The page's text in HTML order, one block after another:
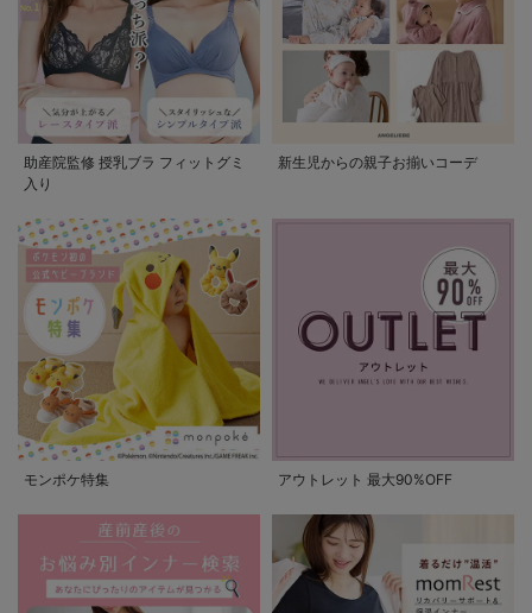
助産院監修 授乳ブラ フィットグミ
入り
新生児からの親子お揃いコーデ
モンポケ特集 アウトレット 最大90%OFF